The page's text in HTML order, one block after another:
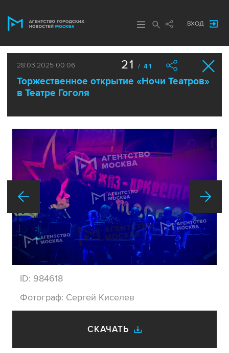
ВХОД
28.03.2025 00:06
Торжественное открытие «Ночи Театров»
в Театре Гоголя
21 / 41
ID: 984618
Фотограф: Сергей Киселев
СКАЧАТЬ